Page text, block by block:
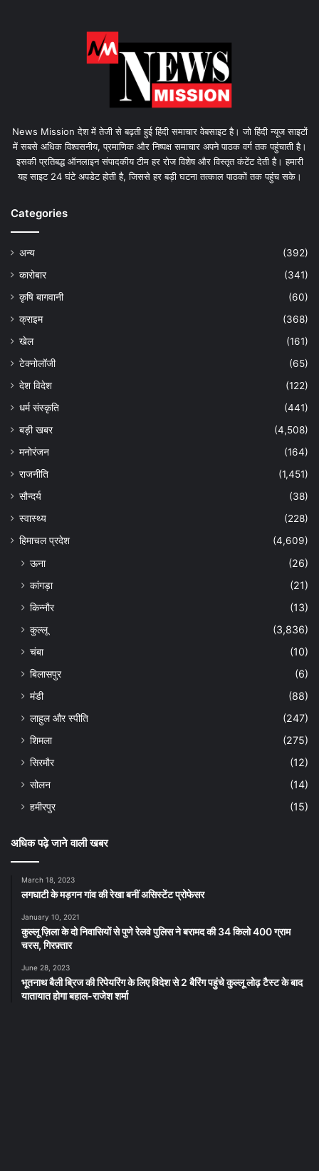
News Mission देश में तेजी से बढ़ती हुई हिंदी समाचार वेबसाइट है। जो हिंदी न्यूज साइटों
में सबसे अधिक विश्वसनीय, प्रमाणिक और निष्पक्ष समाचार अपने पाठक वर्ग तक पहुंचाती है।
इसकी प्रतिबद्ध ऑनलाइन संपादकीय टीम हर रोज विशेष और विस्तृत कंटेंट देती है। हमारी
यह साइट 24 घंटे अपडेट होती है, जिससे हर बड़ी घटना तत्काल पाठकों तक पहुंच सके।
Categories
अन्य
(392)
कारोबार
(341)
कृषि बागवानी
(60)
क्राइम
(368)
खेल
(161)
टेक्नोलॉजी
(65)
देश विदेश
(122)
धर्म संस्कृति
(441)
बड़ी खबर
(4,508)
मनोरंजन
(164)
राजनीति
(1,451)
सौन्दर्य
(38)
स्वास्थ्य
(228)
हिमाचल प्रदेश
(4,609)
ऊना
(26)
कांगड़ा
(21)
किन्नौर
(13)
कुल्लू
(3,836)
चंबा
(10)
बिलासपुर
(6)
मंडी
(88)
लाहुल और स्पीति
(247)
शिमला
(275)
सिरमौर
(12)
सोलन
(14)
हमीरपुर
(15)
अधिक पढ़े जाने वाली खबर
March 18, 2023
लगघाटी के मड़गन गांव की रेखा बनीं असिस्टेंट प्रोफेसर
January 10, 2021
कुल्लू ज़िला के दो निवासियों से पुणे रेलवे पुलिस ने बरामद की 34 किलो 400 ग्राम
चरस, गिरफ़्तार
June 28, 2023
भूतनाथ बैली ब्रिज की रिपेयरिंग के लिए विदेश से 2 बैरिंग पहुंचे कुल्लू लोढ़ टैस्ट के बाद
यातायात होगा बहाल-राजेश शर्मा